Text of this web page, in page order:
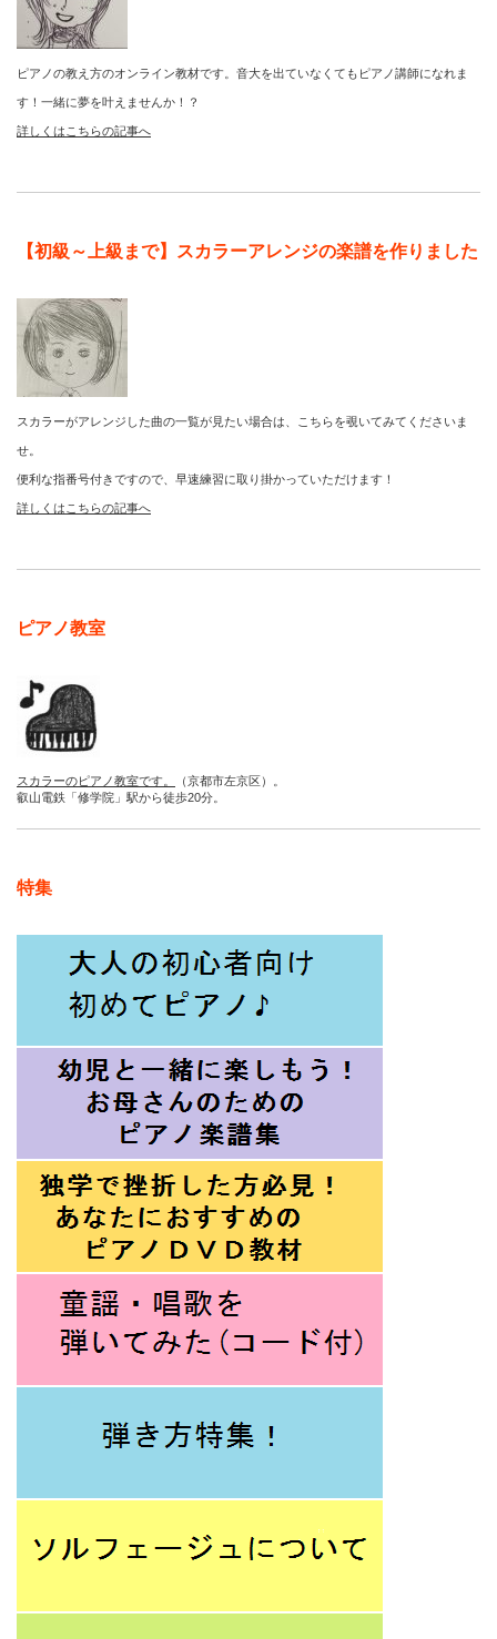
ピアノの教え方のオンライン教材です。音大を出ていなくてもピアノ講師になれま
す！一緒に夢を叶えませんか！？
詳しくはこちらの記事へ
【初級～上級まで】スカラーアレンジの楽譜を作りました
スカラーがアレンジした曲の一覧が見たい場合は、こちらを覗いてみてくださいま
せ。
便利な指番号付きですので、早速練習に取り掛かっていただけます！
詳しくはこちらの記事へ
ピアノ教室
スカラーのピアノ教室です。
（京都市左京区）。
叡山電鉄「修学院」駅から徒歩20分。
特集